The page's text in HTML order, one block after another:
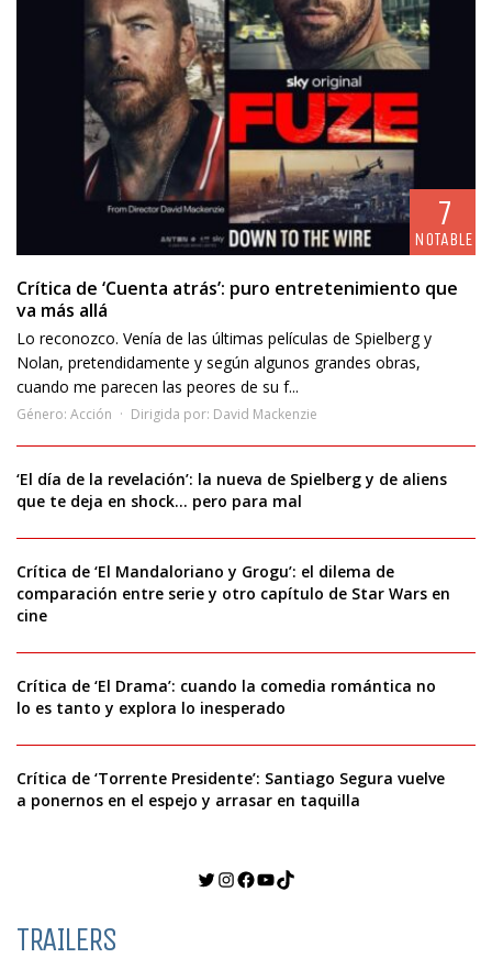
7
NOTABLE
Crítica de ‘Cuenta atrás’: puro entretenimiento que
va más allá
Lo reconozco. Venía de las últimas películas de Spielberg y
Nolan, pretendidamente y según algunos grandes obras,
cuando me parecen las peores de su f...
Género: Acción Dirigida por: David Mackenzie
‘El día de la revelación’: la nueva de Spielberg y de aliens
que te deja en shock… pero para mal
Crítica de ‘El Mandaloriano y Grogu’: el dilema de
comparación entre serie y otro capítulo de Star Wars en
cine
Crítica de ‘El Drama’: cuando la comedia romántica no
lo es tanto y explora lo inesperado
Crítica de ‘Torrente Presidente’: Santiago Segura vuelve
a ponernos en el espejo y arrasar en taquilla
Twitter
Instagram
Facebook
YouTube
TikTok
TRAILERS